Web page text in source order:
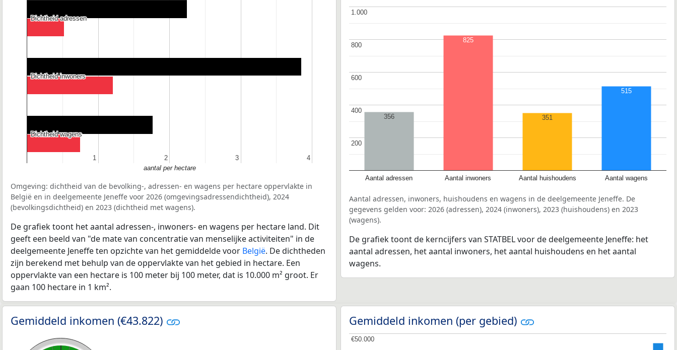
11 2
2 3
3 4
4
Dichtheid adressen
Dichtheid adressen
Dichtheid inwoners
Dichtheid inwoners
Dichtheid wagens
Dichtheid wagens
aantal per hectare
Omgeving: dichtheid van de bevolking-, adressen- en wagens per hectare oppervlakte in
België en in deelgemeente Jeneffe voor 2026 (omgevingsadressendichtheid), 2024
(bevolkingsdichtheid) en 2023 (dichtheid met wagens).
De grafiek toont het aantal adressen-, inwoners- en wagens per hectare land. Dit
geeft een beeld van "de mate van concentratie van menselijke activiteiten" in de
deelgemeente Jeneffe ten opzichte van het gemiddelde voor België. De dichtheden
zijn berekend met behulp van de oppervlakte van het gebied in hectare. Een
oppervlakte van een hectare is 100 meter bij 100 meter, dat is 10.000 m² groot. Er
gaan 100 hectare in 1 km².
Aantal adressen Aantal inwoners Aantal huishoudens Aantal wagens
200
200
400
400
600
600
800
800
1.000
1.000
356
825
351
515
Aantal adressen, inwoners, huishoudens en wagens in de deelgemeente Jeneffe. De
gegevens gelden voor: 2026 (adressen), 2024 (inwoners), 2023 (huishoudens) en 2023
(wagens).
De grafiek toont de kerncijfers van STATBEL voor de deelgemeente Jeneffe: het
aantal adressen, het aantal inwoners, het aantal huishoudens en het aantal
wagens.
Gemiddeld inkomen (€43.822) Gemiddeld inkomen (per gebied)
€50.000
€50.000